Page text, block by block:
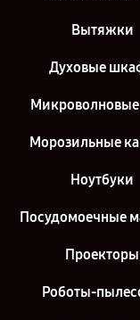
Вытяжки
Духовые
Микроволновые
Морозильные
Ноутбуки
Посудомоечные
Проекторы
Роботы-